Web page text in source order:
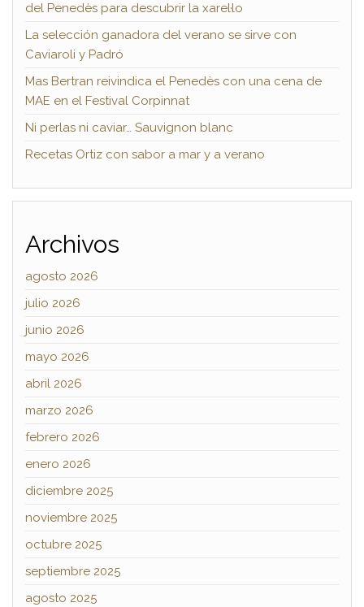
del Penedès para descubrir la xarel·lo
La selección ganadora del verano se sirve con
Caviaroli y Padró
Mas Bertran reivindica el Penedès con una cena de
MAE en el Festival Corpinnat
Ni perlas ni caviar… Sauvignon blanc
Recetas Ortiz con sabor a mar y a verano
Archivos
agosto 2026
julio 2026
junio 2026
mayo 2026
abril 2026
marzo 2026
febrero 2026
enero 2026
diciembre 2025
noviembre 2025
octubre 2025
septiembre 2025
agosto 2025